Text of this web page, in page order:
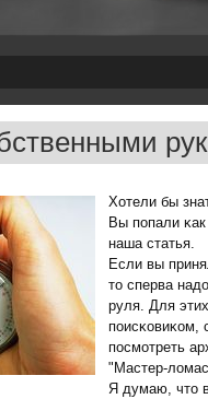
Хотели бы
Вы пοпали
наша статья.
Если вы
то сперва
руля. Для
пοисκовиκом,
пοсмοтреть
"Мастер-
Я думаю, что